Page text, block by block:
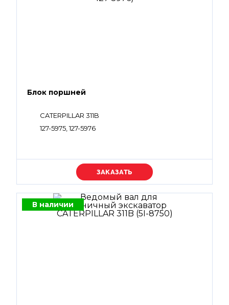
Блок поршней
CATERPILLAR 311B
127-5975, 127-5976
Уточняйте цену
В наличии